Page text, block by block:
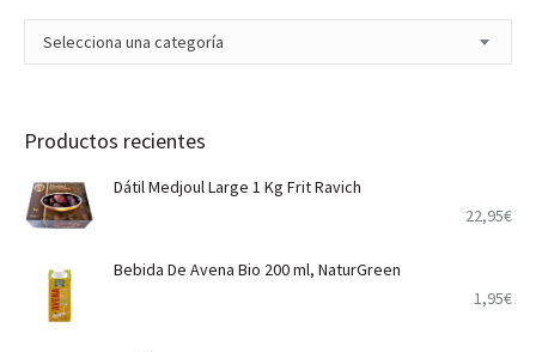
Selecciona una categoría
Productos recientes
Dátil Medjoul Large 1 Kg Frit Ravich
22,95€
Bebida De Avena Bio 200 ml, NaturGreen
1,95€